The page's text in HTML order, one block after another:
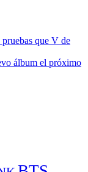
que V de
álbum el próximo